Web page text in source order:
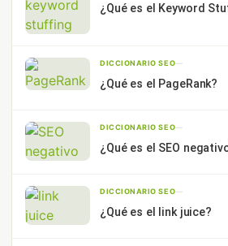
¿Qué es el Keyword
DICCIONARIO SEO—
¿Qué es el PageRank?
DICCIONARIO SEO—
¿Qué es el SEO
DICCIONARIO SEO—
¿Qué es el link juice?